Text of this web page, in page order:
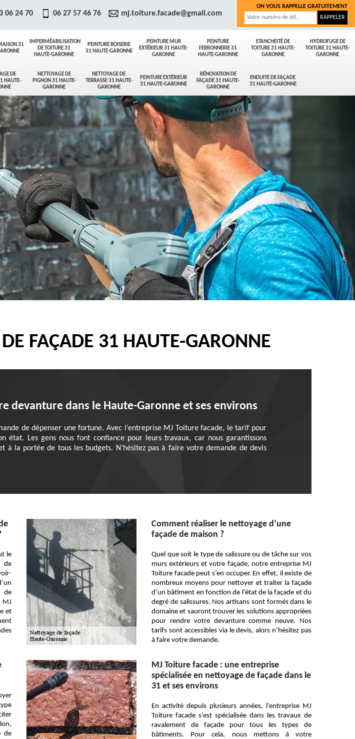
31
IMPERMÉABILISATION
DE TOITURE 31
HAUTE-GARONNE
PEINTURE BOISERIE
31 HAUTE-GARONNE
PEINTURE MUR
EXTÉRIEUR 31 HAUTE-
GARONNE
PEINTURE
FERRONNERIE 31
HAUTE-GARONNE
ETANCHEITÉ DE
TOITURE 31 HAUTE-
GARONNE
HYDROFUGE DE
TOITURE 31 HAUTE-
GARONNE
DE
HAUTE-
NETTOYAGE DE
PIGNON 31 HAUTE-
GARONNE
NETTOYAGE DE
TERRASSE 31 HAUTE-
GARONNE
PEINTURE EXTÉRIEUR
31 HAUTE-GARONNE
RÉNOVATION DE
FAÇADE 31 HAUTE-
GARONNE
ENDUITE DE FAÇADE
31 HAUTE-GARONNE
06 24 70 06 27 57 46 76 mj.toiture.facade@gmail.com
ON VOUS RAPPELLE GRATUITEMENT
FAÇADE 31 HAUTE-GARONNE
devanture dans le Haute-Garonne et ses environs
de dépenser une fortune. Avec l’entreprise MJ Toiture facade, le tarif pour
Les gens nous font confiance pour leurs travaux, car nous garantissons
la portée de tous les budgets. N’hésitez pas à faire votre demande de devis
le
de
de
MJ
et
Comment réaliser le nettoyage d’une
façade de maison ?
Quel que soit le type de salissure ou de tâche sur vos
murs extérieurs et votre façade, notre entreprise MJ
Toiture facade peut s’en occuper. En effet, il existe de
nombreux moyens pour nettoyer et traiter la façade
d’un bâtiment en fonction de l’état de la façade et du
degré de salissures. Nos artisans sont formés dans le
domaine et sauront trouver les solutions appropriées
pour rendre votre devanture comme neuve. Nos
tarifs sont accessibles via le devis, alors n’hésitez pas
à faire votre demande.
de
MJ Toiture facade : une entreprise
spécialisée en nettoyage de façade dans le
31 et ses environs
En activité depuis plusieurs années, l’entreprise MJ
Toiture facade s’est spécialisée dans les travaux de
ravalement de façade pour tous les types de
bâtiments. Pour cela, nous mettons à votre